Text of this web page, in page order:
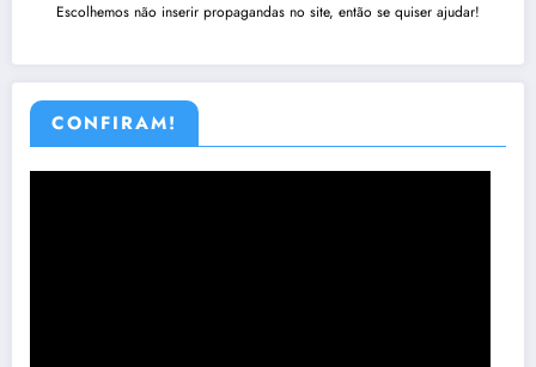
Escolhemos não inserir propagandas no site, então se quiser ajudar!
CONFIRAM!